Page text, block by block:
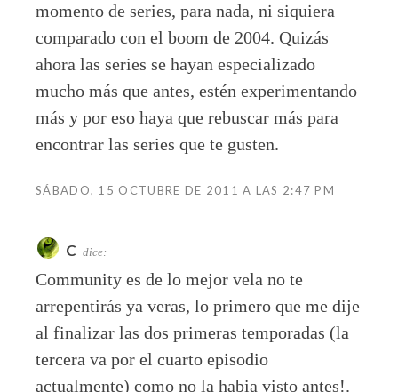
momento de series, para nada, ni siquiera
comparado con el boom de 2004. Quizás
ahora las series se hayan especializado
mucho más que antes, estén experimentando
más y por eso haya que rebuscar más para
encontrar las series que te gusten.
SÁBADO, 15 OCTUBRE DE 2011 A LAS 2:47 PM
C dice:
Community es de lo mejor vela no te
arrepentirás ya veras, lo primero que me dije
al finalizar las dos primeras temporadas (la
tercera va por el cuarto episodio
actualmente) como no la habia visto antes!.